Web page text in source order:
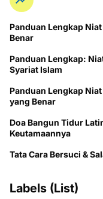
Panduan Lengkap
Benar
Panduan Lengkap:
Syariat Islam
Panduan Lengkap
yang Benar
Doa Bangun Tidur
Keutamaannya
Tata Cara Bersuci &
Labels (List)